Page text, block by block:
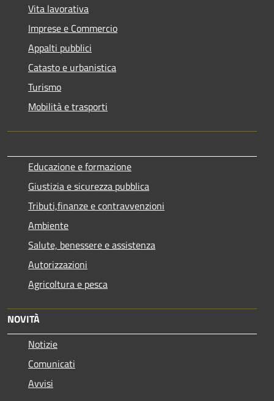
Vita lavorativa
Imprese e Commercio
Appalti pubblici
Catasto e urbanistica
Turismo
Mobilità e trasporti
Educazione e formazione
Giustizia e sicurezza pubblica
Tributi,finanze e contravvenzioni
Ambiente
Salute, benessere e assistenza
Autorizzazioni
Agricoltura e pesca
NOVITÀ
Notizie
Comunicati
Avvisi